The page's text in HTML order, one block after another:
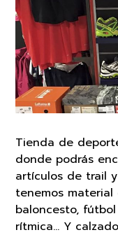
Tienda de
donde podrás
artículos de trail
tenemos
baloncesto,
rítmica… Y